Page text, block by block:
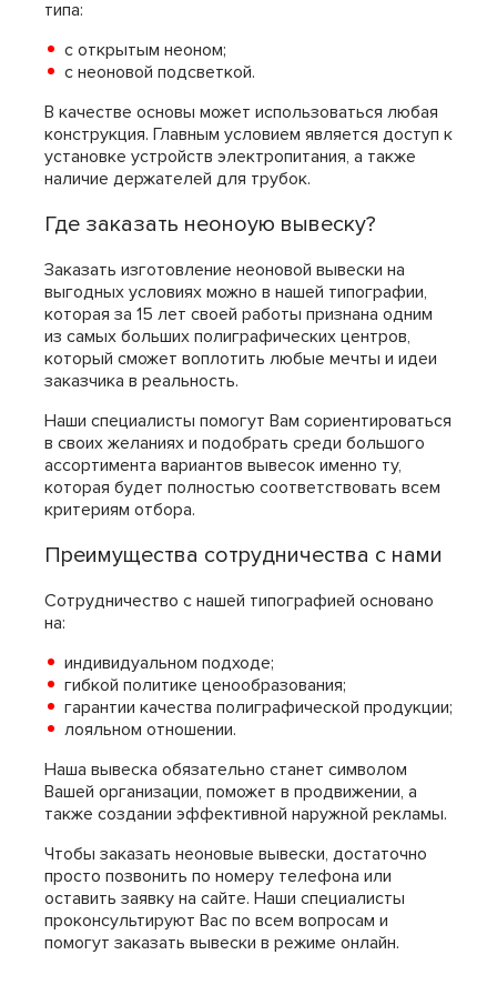
Стоимость доставки
Наименование
Доставка пешим курьером
В
Доставка автотранспортом
Срочная доставка
Срочная
Доставка автотранспортом
(МО)
Доставка по МО
типа:
с открытым неоном;
с неоновой подсветкой.
В качестве основы может использоваться любая
конструкция. Главным условием является доступ к
установке устройств электропитания, а также
наличие держателей для трубок.
Где заказать неоноую вывеску?
Заказать изготовление неоновой вывески на
выгодных условиях можно в нашей типографии,
которая за 15 лет своей работы признана одним
из самых больших полиграфических центров,
который сможет воплотить любые мечты и идеи
заказчика в реальность.
Наши специалисты помогут Вам сориентироваться
в своих желаниях и подобрать среди большого
ассортимента вариантов вывесок именно ту,
которая будет полностью соответствовать всем
критериям отбора.
Преимущества сотрудничества с нами
Сотрудничество с нашей типографией основано
на:
индивидуальном подходе;
гибкой политике ценообразования;
гарантии качества полиграфической продукции;
лояльном отношении.
Наша вывеска обязательно станет символом
Вашей организации, поможет в продвижении, а
также создании эффективной наружной рекламы.
Чтобы заказать неоновые вывески, достаточно
просто позвонить по номеру телефона или
оставить заявку на сайте. Наши специалисты
проконсультируют Вас по всем вопросам и
помогут заказать вывески в режиме онлайн.